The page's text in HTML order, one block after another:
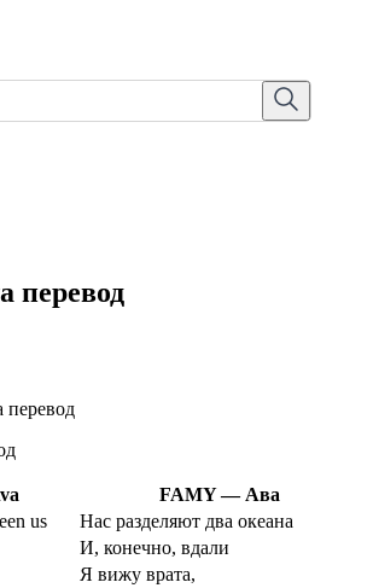
перевод
FAMY — Ава
us
Нас разделяют два океана
И, конечно, вдали
Я вижу врата,